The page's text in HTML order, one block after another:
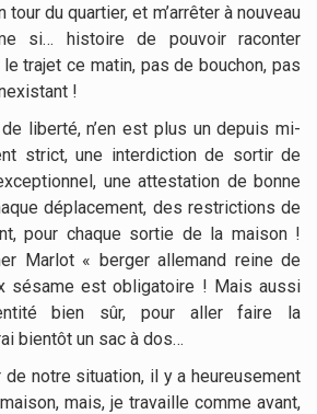
tour du quartier, et m’arrêter à nouveau
si… histoire de pouvoir raconter
le trajet ce matin, pas de bouchon, pas
!
liberté, n’en est plus un depuis mi-
strict, une interdiction de sortir de
une attestation de bonne
déplacement, des restrictions de
pour chaque sortie de la maison !
Marlot « berger allemand reine de
sésame est obligatoire ! Mais aussi
bien sûr, pour aller faire la
bientôt un sac à dos…
de notre situation, il y a heureusement
mais, je travaille comme avant,